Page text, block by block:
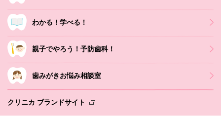
わかる！学べる！
親子でやろう！予防歯科！
歯みがきお悩み相談室
クリニカ ブランドサイト